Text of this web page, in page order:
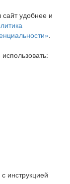
удобнее и
.
инструкцией